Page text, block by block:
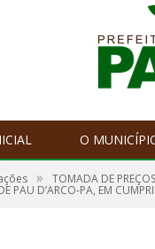
O
» TOMADA DE
PAU D’ARCO-PA, EM